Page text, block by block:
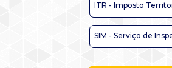
ITR - Imposto
SIM - Serviço de